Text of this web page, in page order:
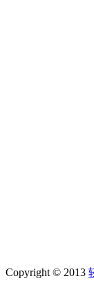
Copyright © 2013